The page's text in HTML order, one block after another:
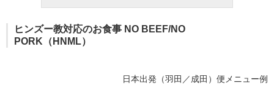
ヒンズー教対応のお食事 NO BEEF/NO
PORK（HNML）
日本出発（羽田／成田）便メニュー例